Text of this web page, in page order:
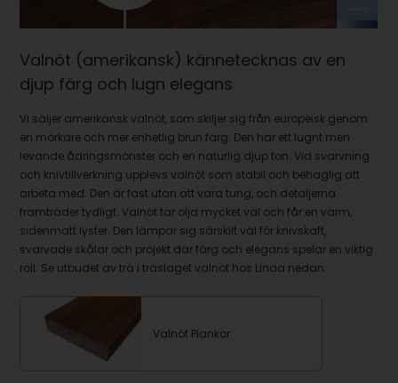
Valnöt (amerikansk) kännetecknas av en
djup färg och lugn elegans
Vi säljer amerikansk valnöt, som skiljer sig från europeisk genom
en mörkare och mer enhetlig brun färg. Den har ett lugnt men
levande ådringsmönster och en naturlig djup ton. Vid svarvning
och knivtillverkning upplevs valnöt som stabil och behaglig att
arbeta med. Den är fast utan att vara tung, och detaljerna
framträder tydligt. Valnöt tar olja mycket väl och får en varm,
sidenmatt lyster. Den lämpar sig särskilt väl för knivskaft,
svarvade skålar och projekt där färg och elegans spelar en viktig
roll. Se utbudet av trä i träslaget valnöt hos Linaa nedan.
Valnöt Plankor